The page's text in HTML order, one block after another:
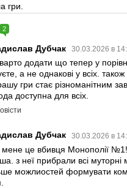
гри.
2
Дубчак 30.03.2026 в
додати що тепер у
а не однакові у всіх.
гри стає різноманітним
доступна для всіх.
Дубчак 30.03.2026 в
мене це вбивця Монополії
з неї прибрали всі муторні
можлиостей формувати